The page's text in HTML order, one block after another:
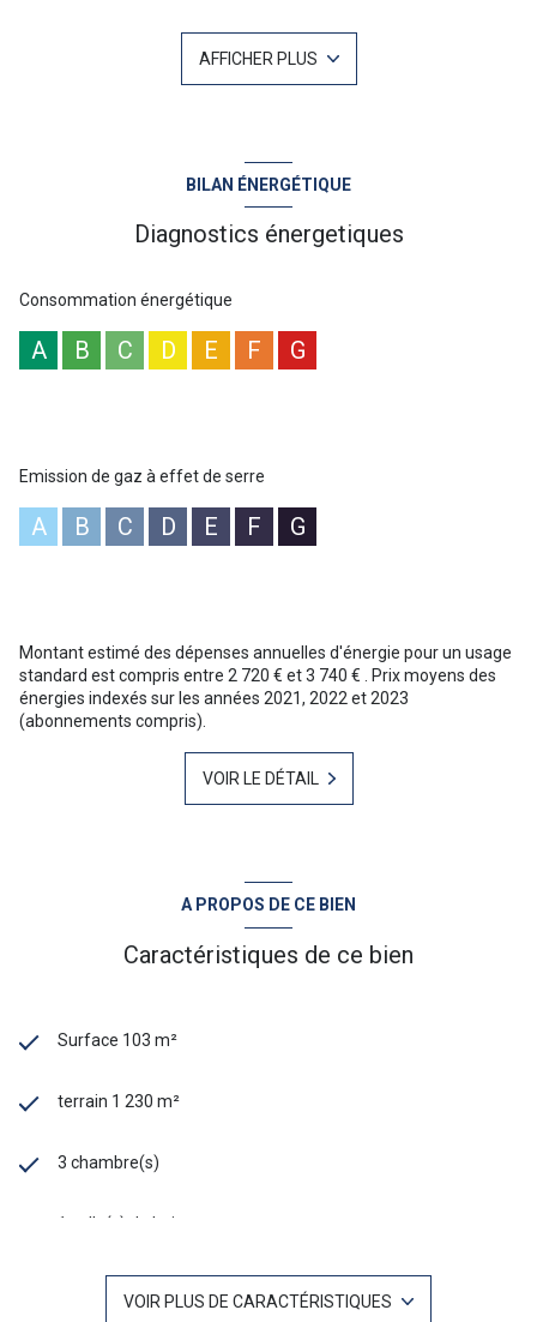
propriété offre un cadre de vie agréable ainsi qu’un important
potentiel d’aménagement.
Édifiée en 1966 sur un terrain plat de 1 230 m², piscinable, la maison
Un grand garage pouvant accueillir plusieurs véhicules vient compléter
plusieurs voitures à l’intérieur du terrain.
mplantée au sein d’un domaine privé à Bormes-les-Mimosas, cette
dégagée et proximité des commodités.
Pour obtenir davantage d’informations ou organiser une visite, contactez
Baptiste Gainnet au 06 42 25 00 49, votre agent commercial au Lavandou.
Les informations sur les risques auxquels ce bien est exposé sont
AFFICHER PLUS
BILAN ÉNERGÉTIQUE
Diagnostics énergetiques
Consommation énergétique
A B C D E F G
Emission de gaz à effet de serre
A B C D E F G
Montant estimé des dépenses annuelles d'énergie pour un usage
standard est compris entre 2 720 € et 3 740 € . Prix moyens des
énergies indexés sur les années 2021, 2022 et 2023
(abonnements compris).
VOIR LE DÉTAIL
A PROPOS DE CE BIEN
Caractéristiques de ce bien
Surface 103 m²
terrain 1 230 m²
3 chambre(s)
1 salle(s) de bain
VOIR PLUS DE CARACTÉRISTIQUES